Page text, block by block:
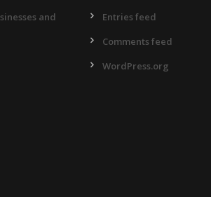
and
Entries feed
Comments feed
WordPress.org